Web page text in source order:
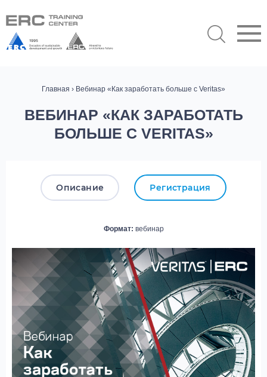
Главная › Вебинар «Как заработать больше с Veritas»
ВЕБИНАР «КАК ЗАРАБОТАТЬ
БОЛЬШЕ С VERITAS»
Описание Регистрация
Формат: вебинар